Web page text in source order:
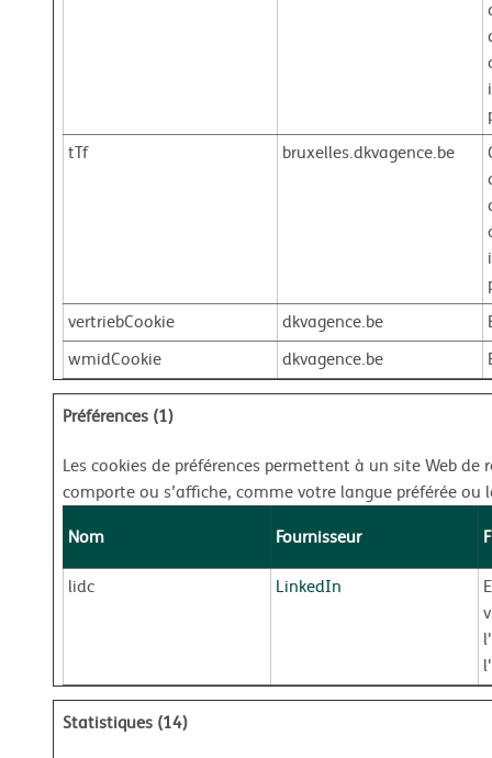
tTf
bruxelles.dkvagence.be
vertriebCookie
dkvagence.be
wmidCookie
dkvagence.be
Préférences (1)
Les cookies de préférences permettent à un site Web
comporte ou s’affiche, comme votre langue préférée
Nom
Fournisseur
lidc LinkedIn
Statistiques (14)